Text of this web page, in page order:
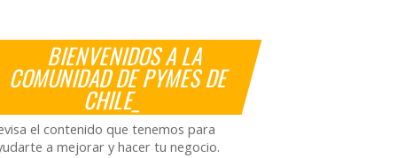
BIENVENIDOS A LA
COMUNIDAD DE PYMES DE
CHILE_
el contenido que tenemos para
a mejorar y hacer tu negocio.